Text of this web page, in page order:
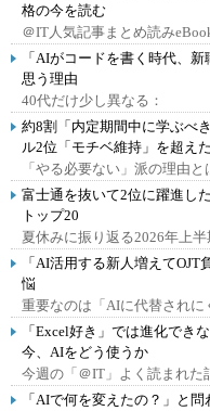
格の今を読む
＠IT人気記事まとめ読み
「AIがコードを書く時代、
思う理由
40代だけ少し異なる：
約8割「内定期間中に学ぶべ
ル2位「モチベ維持」を超え
「やる必要ない」派の理由と
富士通を抜いて2位に躍進し
トップ20
夏休みに振り返る2026年上半
「AI活用する新人増えて
悩
重要なのは「AIに代替されに
「Excel好き」では進化でき
今、AIをどう使うか
今週の「＠IT」よく読まれた
「AIで何を変えたの？」と